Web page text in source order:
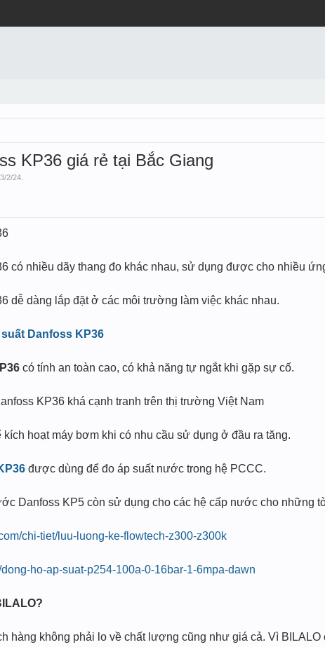
KP36 giá rẻ tại Bắc Giang
3/2/24
có nhiều dãy thang đo khác nhau, sử dụng được cho nhiều
dễ dàng lắp đặt ở các môi trường làm việc khác nhau.
Danfoss KP36
có tính an toàn cao, có khả năng tự ngắt khi gặp sự cố.
KP36 khá cạnh tranh trên thị trường Việt Nam
hoạt máy bơm khi có nhu cầu sử dụng ở đầu ra tăng.
được dùng để đo áp suất nước trong hệ PCCC.
Danfoss KP5 còn sử dụng cho các hệ cấp nước cho những
chi-tiet/luu-luong-ke-flowtech-z300-z300k
ho-ap-suat-p254-100a-0-16bar-1-6mpa-dawn
hàng không phải lo về chất lượng cũng như giá cả. Vì